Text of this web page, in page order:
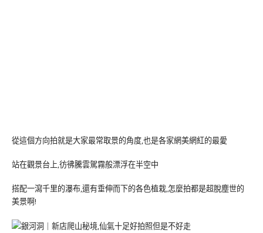
從這個方向拍就是大家最常取景的角度,也是各家網美網紅的最愛
站在觀景台上,彷彿騰雲駕霧般漂浮在半空中
搭配一瀉千里的瀑布,還有垂伸而下的各色植栽,怎麼拍都是超脫塵世的
美景啊!